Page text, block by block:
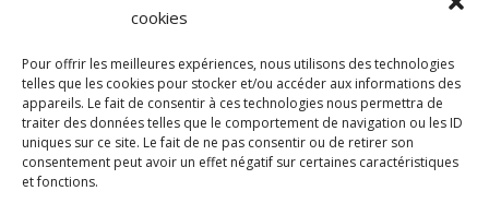
cookies
Pour offrir les meilleures expériences, nous utilisons des technologies
telles que les cookies pour stocker et/ou accéder aux informations des
appareils. Le fait de consentir à ces technologies nous permettra de
traiter des données telles que le comportement de navigation ou les ID
uniques sur ce site. Le fait de ne pas consentir ou de retirer son
consentement peut avoir un effet négatif sur certaines caractéristiques
et fonctions.
contact@avistel.fr
France
15 Rue Auguste Bartholdi,